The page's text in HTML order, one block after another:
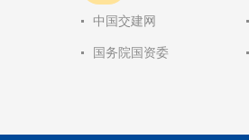
中国交建网
国务院国资委